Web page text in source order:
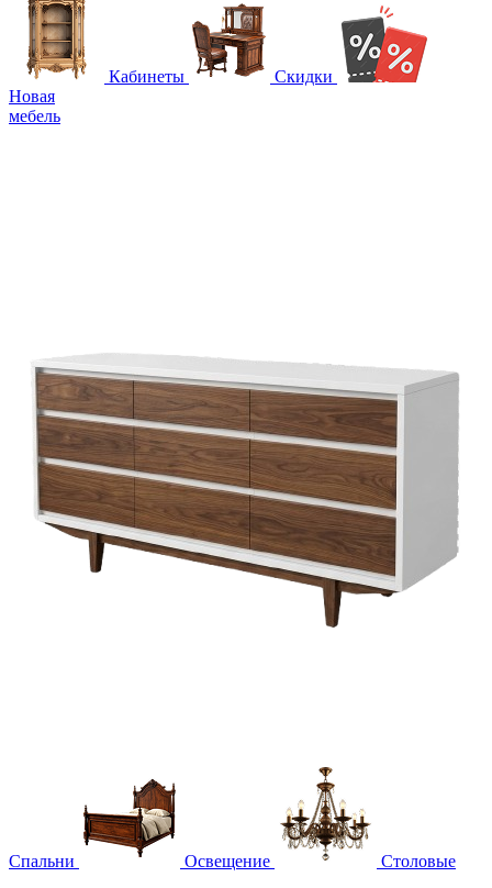
Кабинеты
Скидки
Новая
мебель
Спальни Освещение Столовые